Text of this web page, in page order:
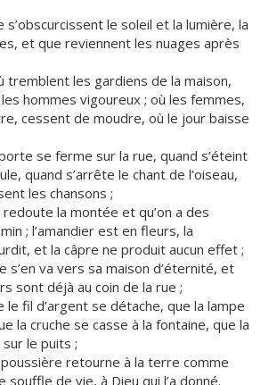
s’obscurcissent le soleil et la lumière, la
et que reviennent les nuages après
tremblent les gardiens de la maison,
hommes vigoureux ; où les femmes,
cessent de moudre, où le jour baisse
se ferme sur la rue, quand s’éteint
quand s’arrête le chant de l’oiseau,
les chansons ;
redoute la montée et qu’on a des
; l’amandier est en fleurs, la
et la câpre ne produit aucun effet ;
s’en va vers sa maison d’éternité, et
sont déjà au coin de la rue ;
le fil d’argent se détache, que la lampe
la cruche se casse à la fontaine, que la
le puits ;
retourne à la terre comme
souffle de vie, à Dieu qui l’a donné.